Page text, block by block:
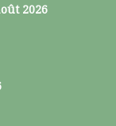
2026